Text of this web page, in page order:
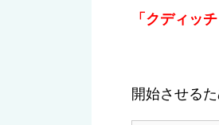
「クディッ
開始させる